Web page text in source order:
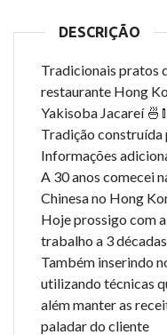
DESCRIÇÃO
Tradicionais pratos
restaurante Hong
Yakisoba Jacareí
Tradição construída
Informações
A 30 anos comecei
Chinesa no Hong
Hoje prossigo com
trabalho a 3
Também inserindo
utilizando técnicas
além manter as
paladar do cliente